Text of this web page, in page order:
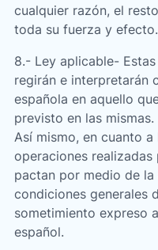
cualquier razón, el
toda su fuerza y efecto.
8.- Ley aplicable-
regirán e interpretarán
española en aquello
previsto en las mismas.
Así mismo, en cuanto
operaciones
pactan por medio de
condiciones generales
sometimiento expreso
español.